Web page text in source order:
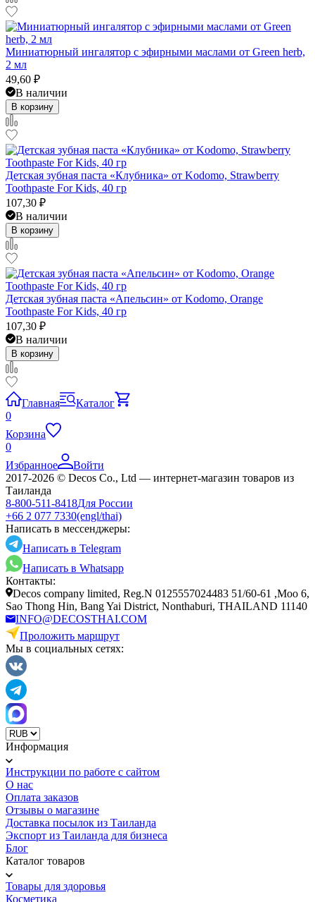
Миниатюрный ингалятор с эфирными маслами от Green herb,
2 мл
49,60 ₽
В наличии
В корзину
Детская зубная паста «Клубника» от Kodomo, Strawberry
Toothpaste For Kids, 40 гр
107,30 ₽
В наличии
В корзину
Детская зубная паста «Апельсин» от Kodomo, Orange
Toothpaste For Kids, 40 гр
107,30 ₽
В наличии
В корзину
Главная
Каталог
0
Корзина
0
Избранное
Войти
2017-2026 © Decos Co., Ltd — интернет-магазин товаров из
Таиланда
8-800-511-8418Для России
+66 2 077 7330(engl/thai)
Написать в мессенджеры:
Написать в Telegram
Написать в Whatsapp
Контакты:
Decos company limited, Reg.N 0125557024483 51/60-61 ,Moo 6,
Sao Thong Hin, Bang Yai District, Nonthaburi, THAILAND 11140
INFO@DECOSTHAI.COM
Проложить маршрут
Мы в социальных сетях:
Информация
Инструкции по работе с сайтом
О нас
Оплата заказов
Отзывы о магазине
Доставка посылок из Таиланда
Экспорт из Таиланда для бизнеса
Блог
Каталог товаров
Товары для здоровья
Косметика